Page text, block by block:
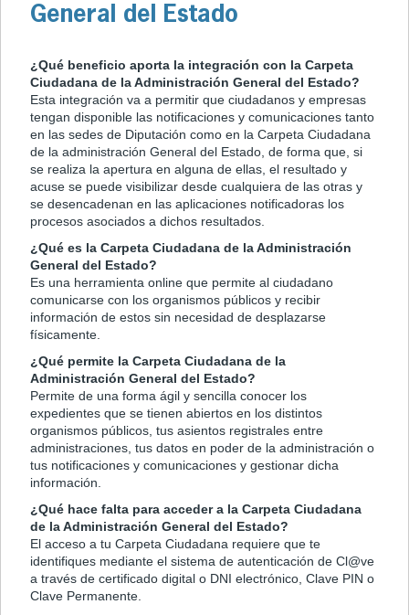
General del Estado
¿Qué beneficio aporta la integración con la Carpeta
Ciudadana de la Administración General del Estado?
Esta integración va a permitir que ciudadanos y empresas
tengan disponible las notificaciones y comunicaciones tanto
en las sedes de Diputación como en la Carpeta Ciudadana
de la administración General del Estado, de forma que, si
se realiza la apertura en alguna de ellas, el resultado y
acuse se puede visibilizar desde cualquiera de las otras y
se desencadenan en las aplicaciones notificadoras los
procesos asociados a dichos resultados.
¿Qué es la Carpeta Ciudadana de la Administración
General del Estado?
Es una herramienta online que permite al ciudadano
comunicarse con los organismos públicos y recibir
información de estos sin necesidad de desplazarse
físicamente.
¿Qué permite la Carpeta Ciudadana de la
Administración General del Estado?
Permite de una forma ágil y sencilla conocer los
expedientes que se tienen abiertos en los distintos
organismos públicos, tus asientos registrales entre
administraciones, tus datos en poder de la administración o
tus notificaciones y comunicaciones y gestionar dicha
información.
¿Qué hace falta para acceder a la Carpeta Ciudadana
de la Administración General del Estado?
El acceso a tu Carpeta Ciudadana requiere que te
identifiques mediante el sistema de autenticación de Cl@ve
a través de certificado digital o DNI electrónico, Clave PIN o
Clave Permanente.